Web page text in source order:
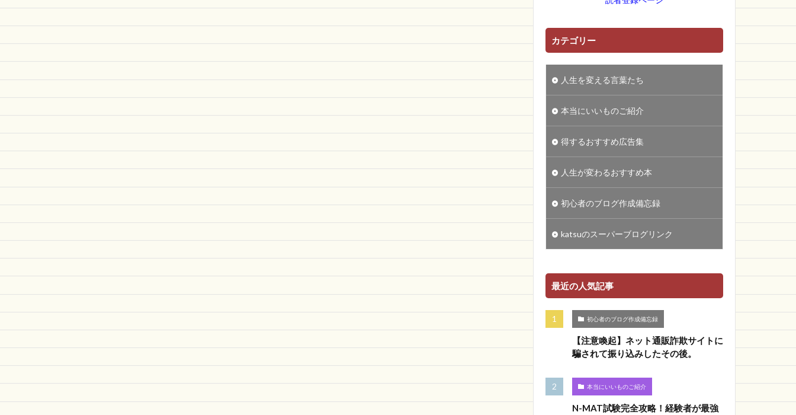
カテゴリー
人生を変える言葉たち
本当にいいものご紹介
得するおすすめ広告集
人生が変わるおすすめ本
初心者のブログ作成備忘録
katsuのスーパーブログリンク
最近の人気記事
初心者のブログ作成備忘録
【注意喚起】ネット通販詐欺サイトに
騙されて振り込みしたその後。
本当にいいものご紹介
N-MAT試験完全攻略！経験者が最強